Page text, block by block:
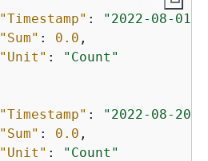
"Timestamp" :
"2022-08-
"Sum" : 0.0 ,
"Unit" :
"Count"
"Timestamp" :
"2022-08-
"Sum" : 0.0 ,
"Unit" :
"Count"